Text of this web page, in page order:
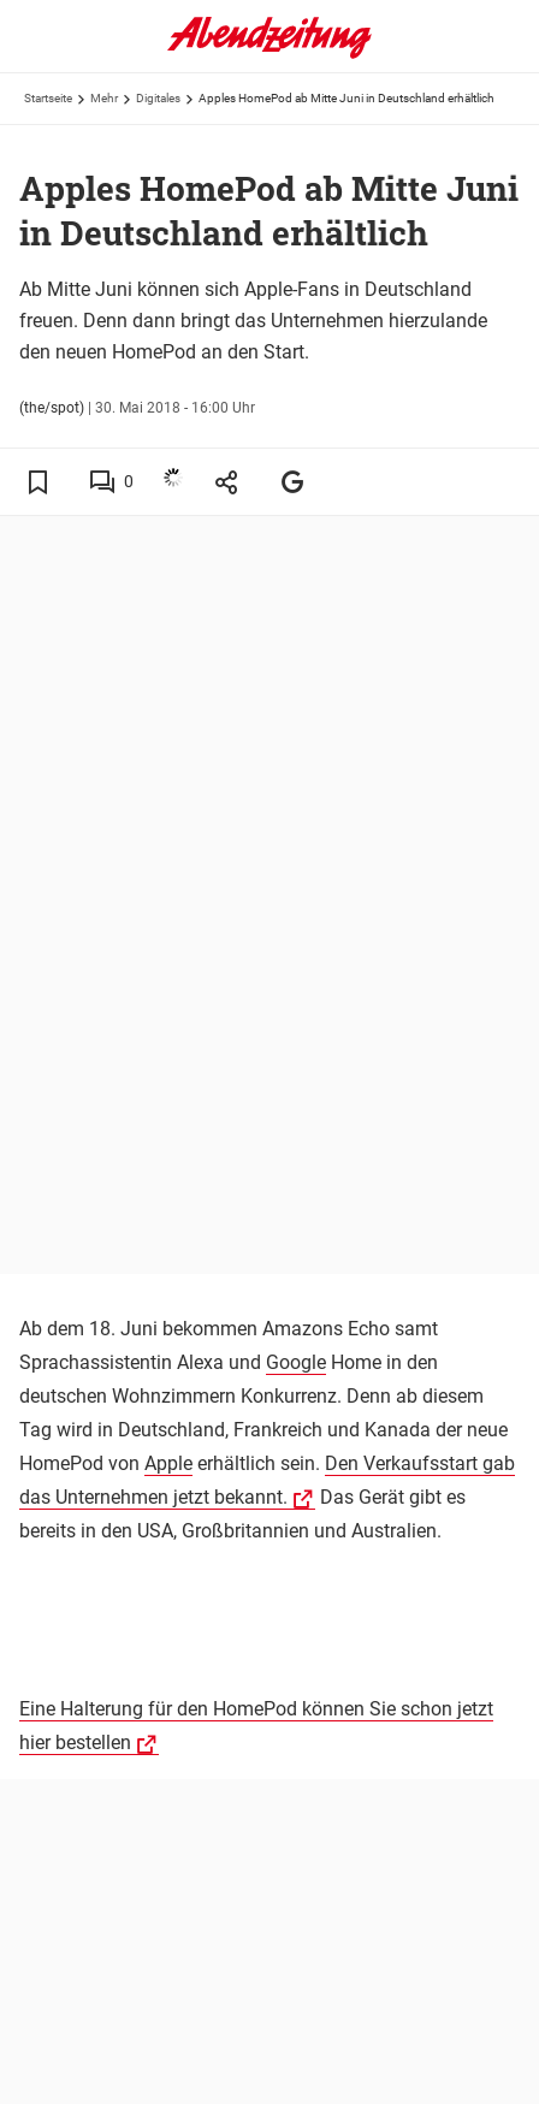
Startseite Mehr Digitales Apples HomePod ab Mitte Juni in Deutschland erhältlich
Apples HomePod ab Mitte Juni
in Deutschland erhältlich
Ab Mitte Juni können sich Apple-Fans in Deutschland
freuen. Denn dann bringt das Unternehmen hierzulande
den neuen HomePod an den Start.
(the/spot) | 30. Mai 2018 - 16:00 Uhr
0
Ab dem 18. Juni bekommen Amazons Echo samt
Sprachassistentin Alexa und Google Home in den
deutschen Wohnzimmern Konkurrenz. Denn ab diesem
Tag wird in Deutschland, Frankreich und Kanada der neue
HomePod von Apple erhältlich sein. Den Verkaufsstart gab
das Unternehmen jetzt bekannt.
Das Gerät gibt es
bereits in den USA, Großbritannien und Australien.
Eine Halterung für den HomePod können Sie schon jetzt
hier bestellen